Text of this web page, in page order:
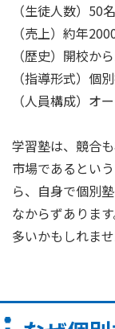
（生徒人数） 50
（売上） 約年
（歴史）開校から
（指導形式）個
（人員構成）オ
学習塾は、競合
市場であるとい
ら、自身で個別
なからずありま
多いかもしれま